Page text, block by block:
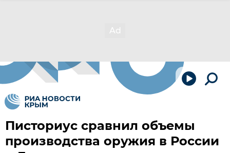
Писториус сравнил объемы
производства оружия в России